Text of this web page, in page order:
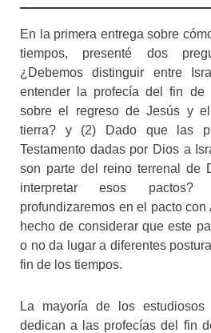
En la primera entrega sobre
tiempos, presenté dos
¿Debemos distinguir entre
entender la profecía del fin de
sobre el regreso de Jesús y
tierra? y (2) Dado que las
Testamento dadas por Dios a
son parte del reino terrenal de
interpretar esos
profundizaremos en el pacto con
hecho de considerar que este
o no da lugar a diferentes
fin de los tiempos.
La mayoría de los
dedican a las profecías del fin